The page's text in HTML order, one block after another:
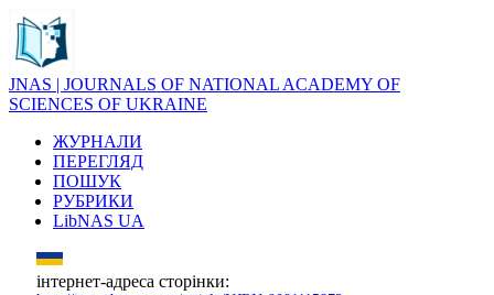
JNAS | JOURNALS OF NATIONAL ACADEMY OF
SCIENCES OF UKRAINE
ЖУРНАЛИ
ПЕРЕГЛЯД
ПОШУК
РУБРИКИ
LibNAS UA
інтернет-адреса сторінки: